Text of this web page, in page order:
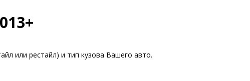
или рестайл) и тип кузова Вашего авто.